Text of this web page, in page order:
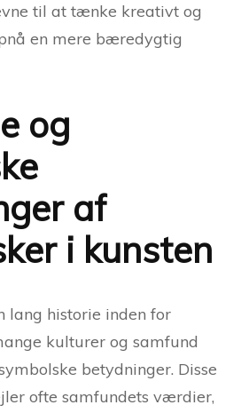
til at tænke kreativt og
en mere bæredygtig
og
af
i kunsten
lang historie inden for
kulturer og samfund
betydninger. Disse
ofte samfundets værdier,